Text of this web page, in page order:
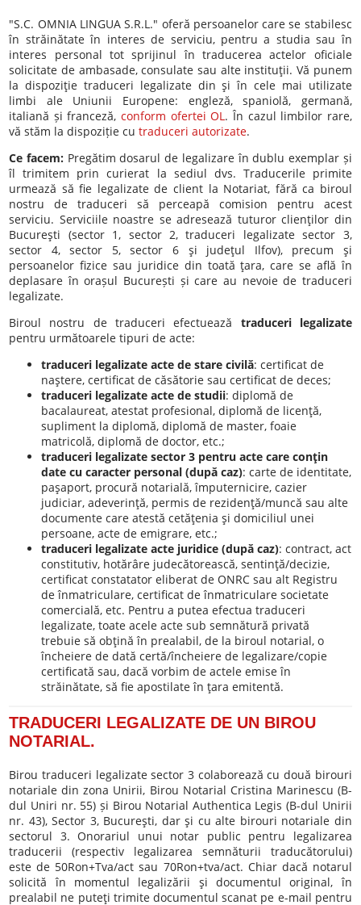
"S.C. OMNIA LINGUA S.R.L." oferă persoanelor care se stabilesc
în străinătate în interes de serviciu, pentru a studia sau în
interes personal tot sprijinul în traducerea actelor oficiale
solicitate de ambasade, consulate sau alte instituţii. Vă punem
la dispoziţie traduceri legalizate din şi în cele mai utilizate
limbi ale Uniunii Europene: engleză, spaniolă, germană,
italiană și franceză,conform ofertei OL. În cazul limbilor rare,
vă stăm la dispoziție cutraduceri autorizate.
Ce facem:Pregătim dosarul de legalizare în dublu exemplar și
îl trimitem prin curierat la sediul dvs. Traducerile primite
urmează să fie legalizate de client la Notariat, fără ca biroul
nostru de traduceri să perceapă comision pentru acest
serviciu. Serviciile noastre se adresează tuturor clienţilor din
Bucureşti (sector 1, sector 2, traduceri legalizate sector 3,
sector 4, sector 5, sector 6 şi judeţul Ilfov), precum şi
persoanelor fizice sau juridice din toată ţara, care se află în
deplasare în orașul București și care au nevoie de traduceri
legalizate.
Biroul nostru de traduceri efectuează traduceri legalizate
pentru următoarele tipuri de acte:
traduceri legalizate acte de stare civilă: certificat de
naştere, certificat de căsătorie sau certificat de deces;
traduceri legalizate acte de studii: diplomă de
bacalaureat, atestat profesional, diplomă de licenţă,
supliment la diplomă, diplomă de master, foaie
matricolă, diplomă de doctor, etc.;
traduceri legalizate sector 3 pentru acte care conţin
date cu caracter personal (după caz): carte de identitate,
paşaport, procură notarială, împuternicire, cazier
judiciar, adeverinţă, permis de rezidenţă/muncă sau alte
documente care atestă cetăţenia şi domiciliul unei
persoane, acte de emigrare, etc.;
traduceri legalizate acte juridice (după caz): contract, act
constitutiv, hotărâre judecătorească, sentinţă/decizie,
certificat constatator eliberat de ONRC sau alt Registru
de înmatriculare, certificat de înmatriculare societate
comercială, etc. Pentru a putea efectua traduceri
legalizate, toate acele acte sub semnătură privată
trebuie să obţină în prealabil, de la biroul notarial, o
încheiere de dată certă/încheiere de legalizare/copie
certificată sau, dacă vorbim de actele emise în
străinătate, să fie apostilate în ţara emitentă.
TRADUCERI LEGALIZATE DE UN BIROU
NOTARIAL.
Birou traduceri legalizate sector 3 colaborează cu două birouri
notariale din zona Unirii, Birou Notarial Cristina Marinescu (B-
dul Uniri nr. 55) și Birou Notarial Authentica Legis (B-dul Unirii
nr. 43), Sector 3, Bucureşti, dar şi cu alte birouri notariale din
sectorul 3. Onorariul unui notar public pentru legalizarea
traducerii (respectiv legalizarea semnăturii traducătorului)
este de 50Ron+Tva/act sau 70Ron+tva/act. Chiar dacă notarul
solicită în momentul legalizării şi documentul original, în
prealabil ne puteţi trimite documentul scanat pe e-mail pentru